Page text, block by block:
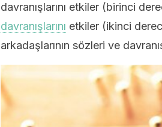
davranışlarını etkiler (birinci
davranışlarını etkiler (ikinci
arkadaşlarının sözleri ve